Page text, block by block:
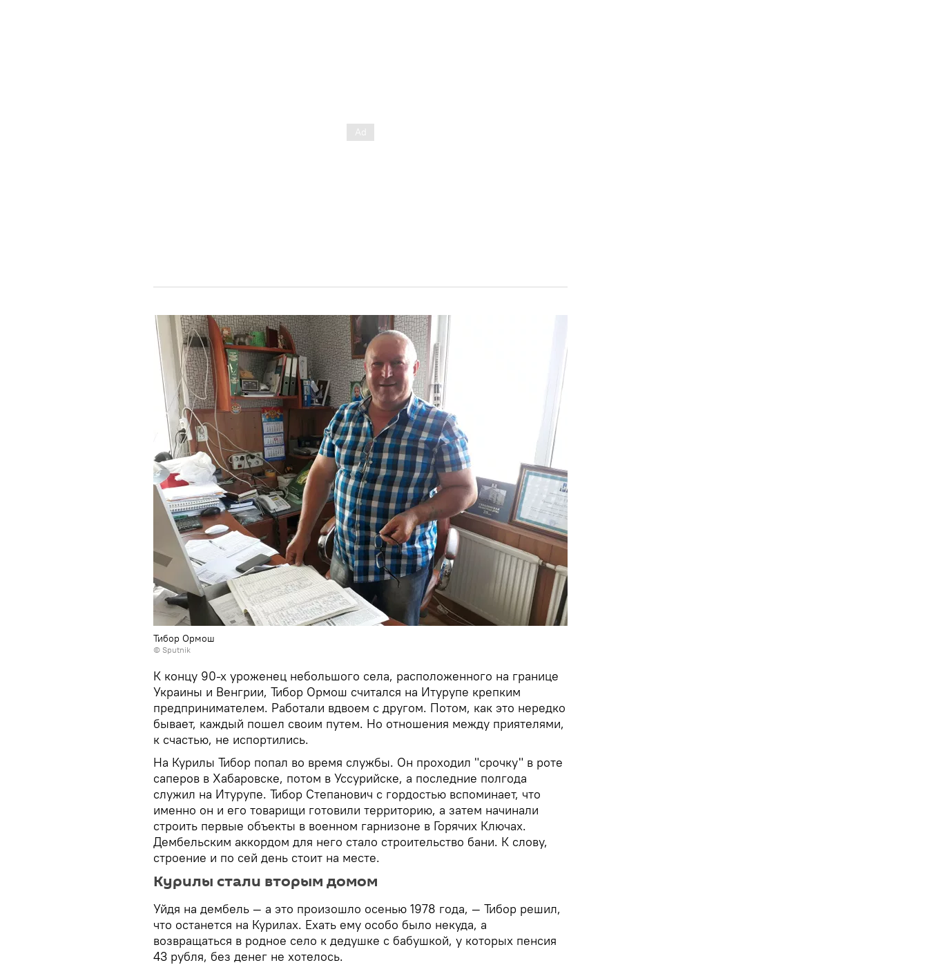
Тибор Ормош
© Sputnik
К концу 90-х уроженец небольшого села, расположенного на границе
Украины и Венгрии, Тибор Ормош считался на Итурупе крепким
предпринимателем. Работали вдвоем с другом. Потом, как это нередко
бывает, каждый пошел своим путем. Но отношения между приятелями,
к счастью, не испортились.
На Курилы Тибор попал во время службы. Он проходил "срочку" в роте
саперов в Хабаровске, потом в Уссурийске, а последние полгода
служил на Итурупе. Тибор Степанович с гордостью вспоминает, что
именно он и его товарищи готовили территорию, а затем начинали
строить первые объекты в военном гарнизоне в Горячих Ключах.
Дембельским аккордом для него стало строительство бани. К слову,
строение и по сей день стоит на месте.
Курилы стали вторым домом
Уйдя на дембель — а это произошло осенью 1978 года, — Тибор решил,
что останется на Курилах. Ехать ему особо было некуда, а
возвращаться в родное село к дедушке с бабушкой, у которых пенсия
43 рубля, без денег не хотелось.